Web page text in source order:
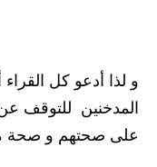
و لذا أدعو كل
المدخنين للتوقف
على صحتهم و صحة